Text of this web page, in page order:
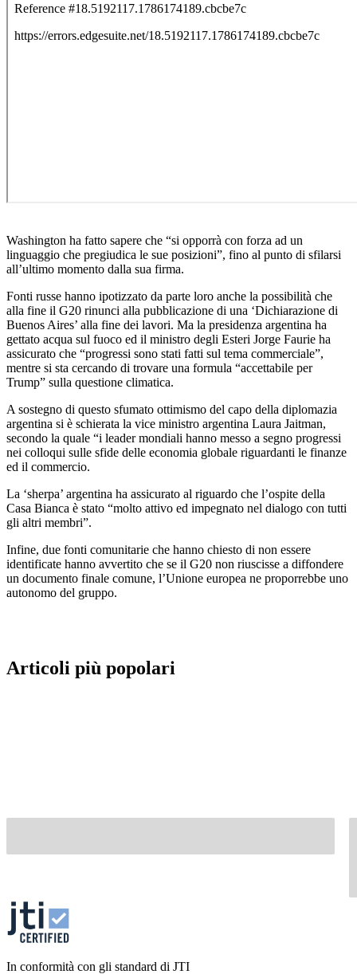
Washington ha fatto sapere che “si opporrà con forza ad un
linguaggio che pregiudica le sue posizioni”, fino al punto di sfilarsi
all’ultimo momento dalla sua firma.
Fonti russe hanno ipotizzato da parte loro anche la possibilità che
alla fine il G20 rinunci alla pubblicazione di una ‘Dichiarazione di
Buenos Aires’ alla fine dei lavori. Ma la presidenza argentina ha
gettato acqua sul fuoco ed il ministro degli Esteri Jorge Faurie ha
assicurato che “progressi sono stati fatti sul tema commerciale”,
mentre si sta cercando di trovare una formula “accettabile per
Trump” sulla questione climatica.
A sostegno di questo sfumato ottimismo del capo della diplomazia
argentina si è schierata la vice ministro argentina Laura Jaitman,
secondo la quale “i leader mondiali hanno messo a segno progressi
nei colloqui sulle sfide delle economia globale riguardanti le finanze
ed il commercio.
La ‘sherpa’ argentina ha assicurato al riguardo che l’ospite della
Casa Bianca è stato “molto attivo ed impegnato nel dialogo con tutti
gli altri membri”.
Infine, due fonti comunitarie che hanno chiesto di non essere
identificate hanno avvertito che se il G20 non riuscisse a diffondere
un documento finale comune, l’Unione europea ne proporrebbe uno
autonomo del gruppo.
Articoli più popolari
In conformità con gli standard di JTI